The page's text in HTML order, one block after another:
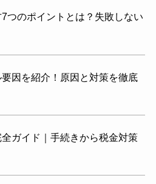
つのポイントとは？失敗しない
因を紹介！原因と対策を徹底
ガイド｜手続きから税金対策